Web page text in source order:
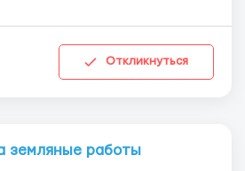
Откликнуться
земляные работы